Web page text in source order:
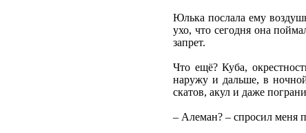
Юлька послала ему
ухо, что сегодня она
запрет.
Что ещё? Куба,
наружу и дальше, в
скатов, акул и даже
– Алеман? – спросил меня